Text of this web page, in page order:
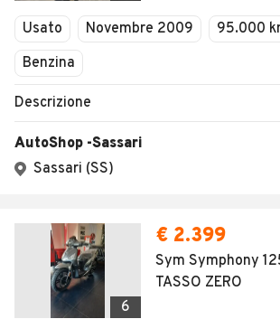
Usato Novembre 2009 95.000
Benzina
Descrizione
AutoShop -Sassari
Sassari (SS)
6
€ 2.399
Sym Symphony
TASSO ZERO